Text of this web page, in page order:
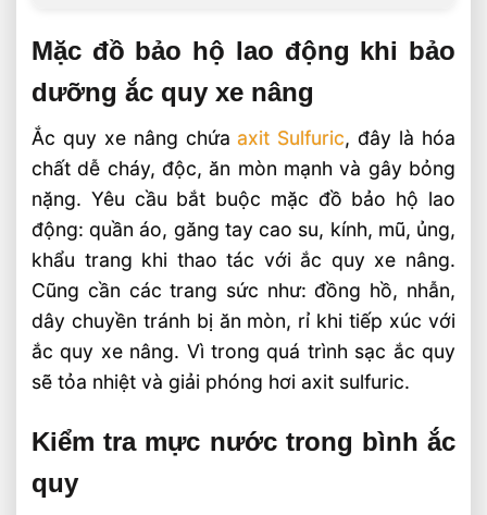
Mặc đồ bảo hộ lao động khi bảo
dưỡng ắc quy xe nâng
Ắc quy xe nâng chứa axit Sulfuric, đây là hóa
chất dễ cháy, độc, ăn mòn mạnh và gây bỏng
nặng. Yêu cầu bắt buộc mặc đồ bảo hộ lao
động: quần áo, găng tay cao su, kính, mũ, ủng,
khẩu trang khi thao tác với ắc quy xe nâng.
Cũng cần các trang sức như: đồng hồ, nhẫn,
dây chuyền tránh bị ăn mòn, rỉ khi tiếp xúc với
ắc quy xe nâng. Vì trong quá trình sạc ắc quy
sẽ tỏa nhiệt và giải phóng hơi axit sulfuric.
Kiểm tra mực nước trong bình ắc
quy